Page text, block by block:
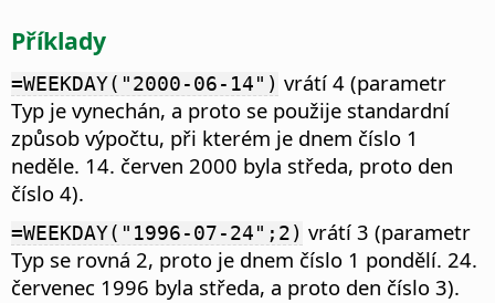
Příklady
=WEEKDAY("2000-06-14") vrátí 4 (parametr
Typ je vynechán, a proto se použije standardní
způsob výpočtu, při kterém je dnem číslo 1
neděle. 14. červen 2000 byla středa, proto den
číslo 4).
=WEEKDAY("1996-07-24";2) vrátí 3 (parametr
Typ se rovná 2, proto je dnem číslo 1 pondělí. 24.
červenec 1996 byla středa, a proto den číslo 3).